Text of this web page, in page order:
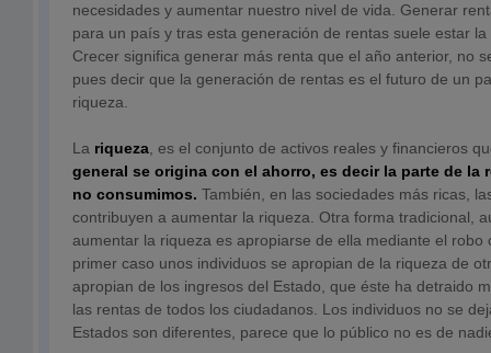
necesidades y aumentar nuestro nivel de vida. Generar
para un país y tras esta generación de rentas suele estar
Crecer significa generar más renta que el año anterior, no
pues decir que la generación de rentas es el futuro de un
riqueza.
La riqueza , es el conjunto de activos reales y financieros
general se origina con el ahorro, es decir la parte de la
no consumimos. También, en las sociedades más ricas,
contribuyen a aumentar la riqueza. Otra forma tradicional,
aumentar la riqueza es apropiarse de ella mediante el robo
primer caso unos individuos se apropian de la riqueza de
apropian de los ingresos del Estado, que éste ha detraido
las rentas de todos los ciudadanos. Los individuos no se
Estados son diferentes, parece que lo público no es de